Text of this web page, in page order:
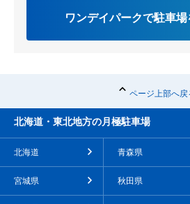
ワンデイパークで駐車
ページ上部へ戻
北海道・東北地方の月極駐車場
北海道 青森県
宮城県 秋田県